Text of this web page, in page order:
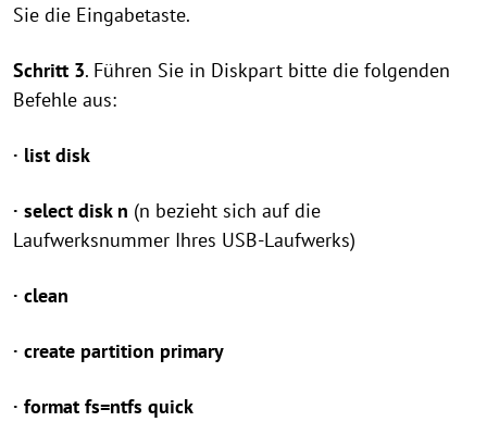
Sie die Eingabetaste.
Schritt 3. Führen Sie in Diskpart bitte die folgenden
Befehle aus:
· list disk
· select disk n (n bezieht sich auf die
Laufwerksnummer Ihres USB-Laufwerks)
· clean
· create partition primary
· format fs=ntfs quick